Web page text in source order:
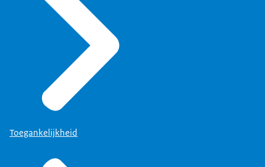
Toegankelijkheid